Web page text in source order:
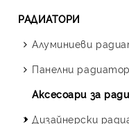
РАДИАТОРИ
Алуминиеви
Панелни
Аксесоари за
Дизайнерски